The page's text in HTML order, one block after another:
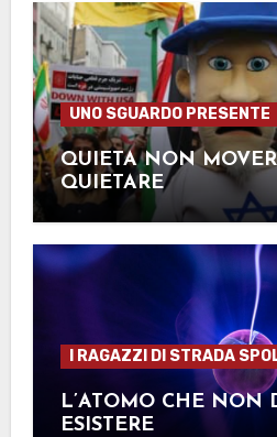
UNO SGUARDO PRESENTE
QUIETA NON
QUIETARE
I RAGAZZI DI STRADA
L’ATOMO CHE NON
ESISTERE